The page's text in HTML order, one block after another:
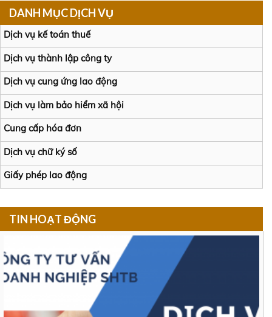
DANH MỤC DỊCH VỤ
Dịch vụ kế toán thuế
Dịch vụ thành lập công ty
Dịch vụ cung ứng lao động
Dịch vụ làm bảo hiểm xã hội
Cung cấp hóa đơn
Dịch vụ chữ ký số
Giấy phép lao động
TIN HOẠT ĐỘNG